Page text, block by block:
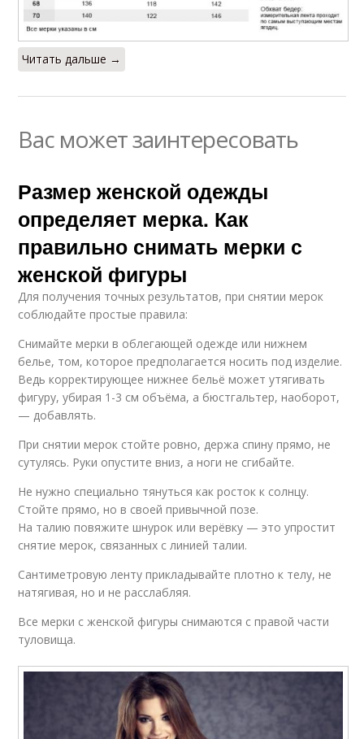
Читать дальше →
Вас может заинтересовать
Размер женской одежды
определяет мерка. Как
правильно снимать мерки с
женской фигуры
Для получения точных результатов, при снятии мерок
соблюдайте простые правила:
Снимайте мерки в облегающей одежде или нижнем
белье, том, которое предполагается носить под изделие.
Ведь корректирующее нижнее бельё может утягивать
фигуру, убирая 1-3 см объёма, а бюстгальтер, наоборот,
— добавлять.
При снятии мерок стойте ровно, держа спину прямо, не
сутулясь. Руки опустите вниз, а ноги не сгибайте.
Не нужно специально тянуться как росток к солнцу.
Стойте прямо, но в своей привычной позе.
На талию повяжите шнурок или верёвку — это упростит
снятие мерок, связанных с линией талии.
Сантиметровую ленту прикладывайте плотно к телу, не
натягивая, но и не расслабляя.
Все мерки с женской фигуры снимаются с правой части
туловища.